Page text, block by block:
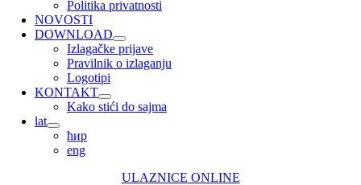
Politika privatnosti
NOVOSTI
DOWNLOAD
Izlagačke prijave
Pravilnik o izlaganju
Logotipi
KONTAKT
Kako stići do sajma
lat
ћир
eng
ULAZNICE ONLINE